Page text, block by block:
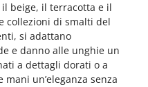
beige, il terracotta e il
collezioni di smalti del
si adattano
e danno alle unghie un
a dettagli dorati o a
un’eleganza senza